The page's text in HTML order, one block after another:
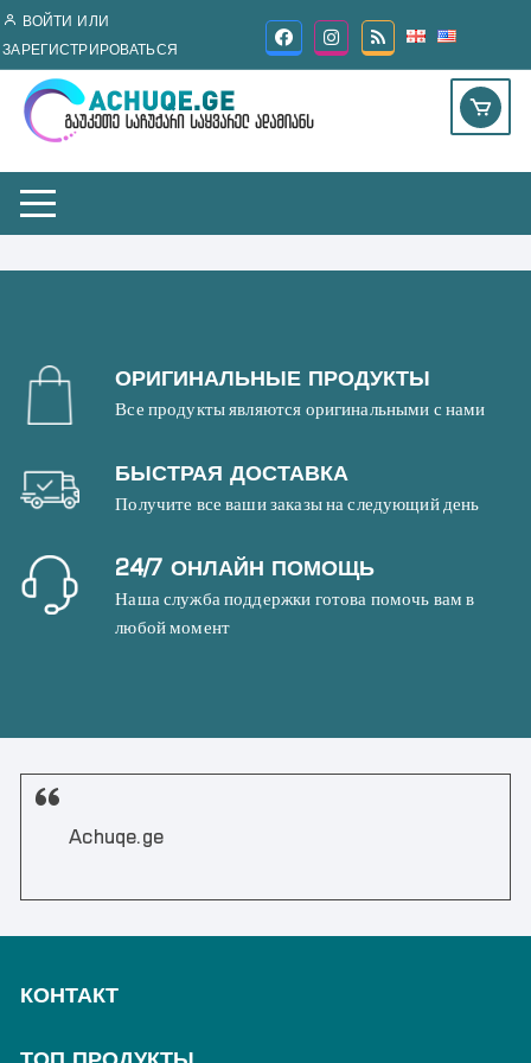
Перейти
к
содержимому
ВОЙТИ ИЛИ
ЗАРЕГИСТРИРОВАТЬСЯ
ОРИГИНАЛЬНЫЕ ПРОДУКТЫ
Все продукты являются оригинальными с нами
БЫСТРАЯ ДОСТАВКА
Получите все ваши заказы на следующий день
24/7 ОНЛАЙН ПОМОЩЬ
Наша служба поддержки готова помочь вам в
любой момент
Achuqe.ge
КОНТАКТ